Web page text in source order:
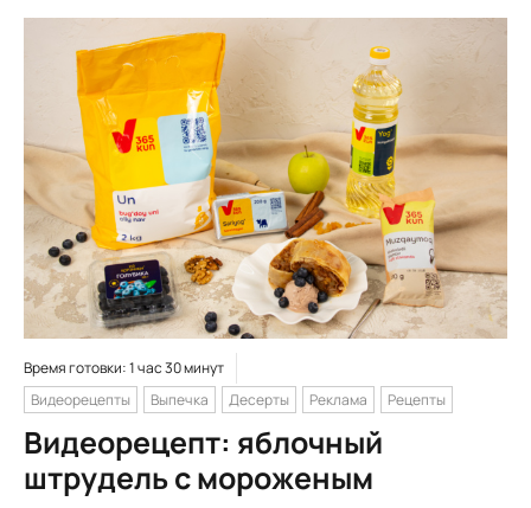
Время готовки: 1 час 30 минут
Видеорецепты
Выпечка Десерты Реклама Рецепты
Видеорецепт: яблочный
штрудель с мороженым